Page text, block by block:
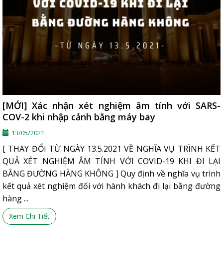
[MỚI] Xác nhận xét nghiệm âm tính với SARS-
COV-2 khi nhập cảnh bằng máy bay
13/05/2021
[ THAY ĐỔI TỪ NGÀY 13.5.2021 VỀ NGHĨA VỤ TRÌNH KẾT
QUẢ XÉT NGHIỆM ÂM TÍNH VỚI COVID-19 KHI ĐI LẠI
BẰNG ĐƯỜNG HÀNG KHÔNG ] Quy định về nghĩa vụ trình
kết quả xét nghiệm đối với hành khách đi lại bằng đường
hàng ...
Xem Chi Tiết